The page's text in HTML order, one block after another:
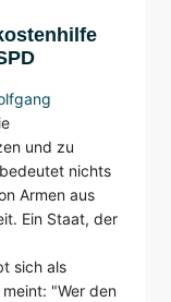
und zu
nichts
Armen aus
Ein Staat, der
sich als
"Wer den